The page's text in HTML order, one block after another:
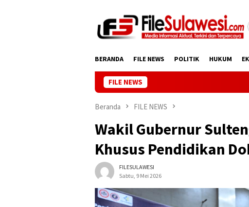
BERANDA FILE NEWS POLITIK HUKUM
FILE NEWS
Beranda FILE NEWS
Wakil Gubernur
Khusus Pendidikan
FILESULAWESI
Sabtu, 9 Mei 2026